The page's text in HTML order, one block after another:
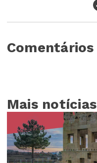
Comentários
Mais notícias